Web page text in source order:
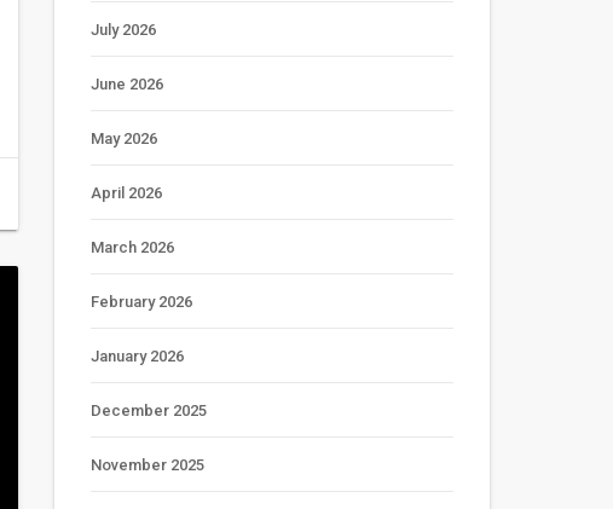
July 2026
June 2026
May 2026
April 2026
March 2026
February 2026
January 2026
December 2025
November 2025